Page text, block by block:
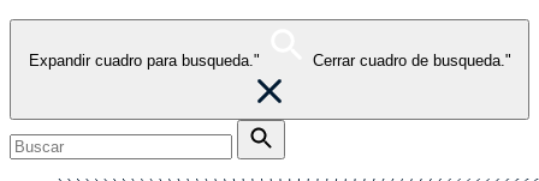
Expandir cuadro para busqueda." Cerrar cuadro de busqueda."